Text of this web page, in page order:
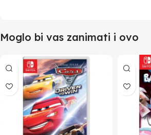
Moglo bi vas zanimati i ovo